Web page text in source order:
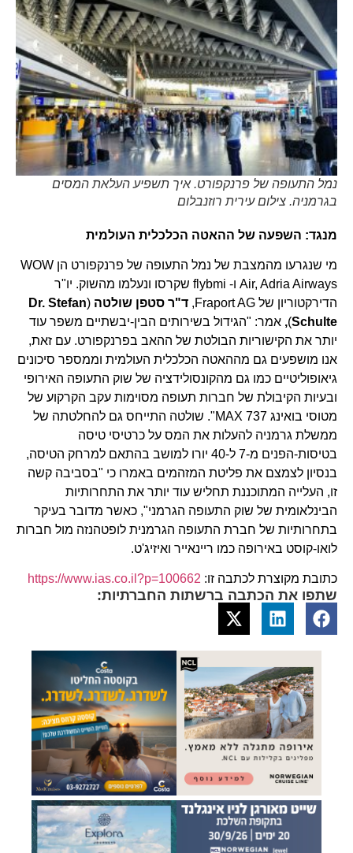
נמל התעופה של פרנקפורט. איך תשפיע העלאת המסים
בגרמניה. צילום עירית רוזנבלום
מנגד: השפעה של ההאטה הכלכלית העולמית
מי שנגרעו מהמצבת של נמל התעופה של פרנקפורט הן WOW
Air, Adria Airways ו- flybmi שקרסו ונעלמו מהשוק. יו"ר
הדירקטוריון של Fraport AG,
ד"ר סטפן שולטה(
Dr. Stefan
Schulte
)
,אמר: "הגידול בשירותים הבין-יבשתיים משפר עוד
יותר את הקישוריות הבולטת של ההאב בפרנקפורט. עם זאת,
אנו מושפעים גם מההאטה הכלכלית העולמית וממספר סיכונים
גיאופוליטיים כמו גם מהקונסולידציה של שוק התעופה האירופי
ובעיות הקיבולת של חברות תעופה מסוימות עקב הקרקוע של
מטוסי בואינג 737 MAX". שולטה התייחס גם להחלטתה של
ממשלת גרמניה להעלות את המס על כרטיסי טיסה
בטיסות-הפנים מ-7 ל-40 יורו למושב בהתאם למרחק הטיסה,
בנסיון לצמצם את פליטת המזהמים באמרו כי "בסביבה קשה
זו, העלייה המתוכננת תחליש עוד יותר את התחרותיות
הבינלאומית של שוק התעופה הגרמני", כאשר מדובר בעיקר
בתחרותיות של חברת התעופה הגרמנית לופטהנזה מול חברות
לואו-קוסט באירופה כמו ריינאייר ואיזיג'ט.
כתובת מקוצרת לכתבה זו: https://www.ias.co.il?p=100662
שתפו את הכתבה ברשתות החברתיות: